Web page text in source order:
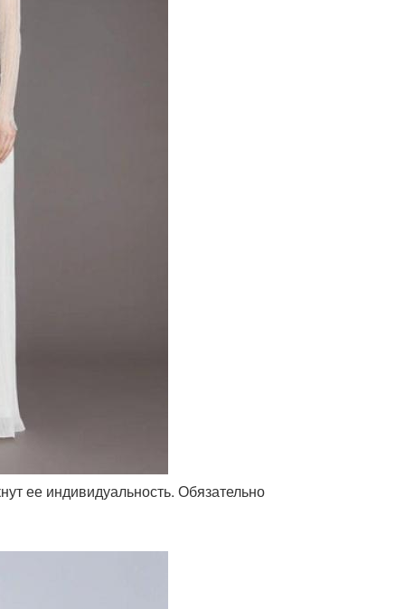
ее индивидуальность. Обязательно